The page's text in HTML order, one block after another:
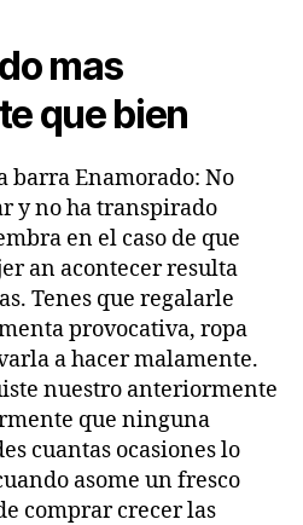
mas
que bien
barra Enamorado: No
y no ha transpirado
en el caso de que
an acontecer resulta
Tenes que regalarle
provocativa, ropa
a hacer malamente.
nuestro anteriormente
que ninguna
cuantas ocasiones lo
asome un fresco
comprar crecer las